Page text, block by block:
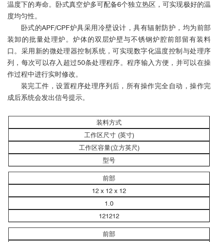
温度下的寿命。卧式真空炉多可配备6个独立热区，可实现极好的温
度均匀性。
卧式的APF/CPF炉具采用冷壁设计，具有辐射防护，均为前部
装卸的批量处理炉。炉体的双层炉壁与不锈钢炉腔前部留有装料
口。采用新的微处理器控制系统，可实现数字化温度控制与处理序
列，每次可以存入超过50条处理程序。程序输入方便，并可以在操
作过程中进行实时修改。
装完工件，设置程序处理序列后，所有操作完全自动，操作完
成后系统会发出信号提示。
装料方式
工作区尺寸 (英寸)
工作区容量(立方英尺)
型号
前部
12 x 12 x 12
1.0
121212
前部